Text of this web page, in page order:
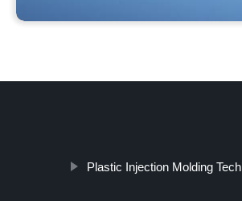
Plastic Injection Molding Tech